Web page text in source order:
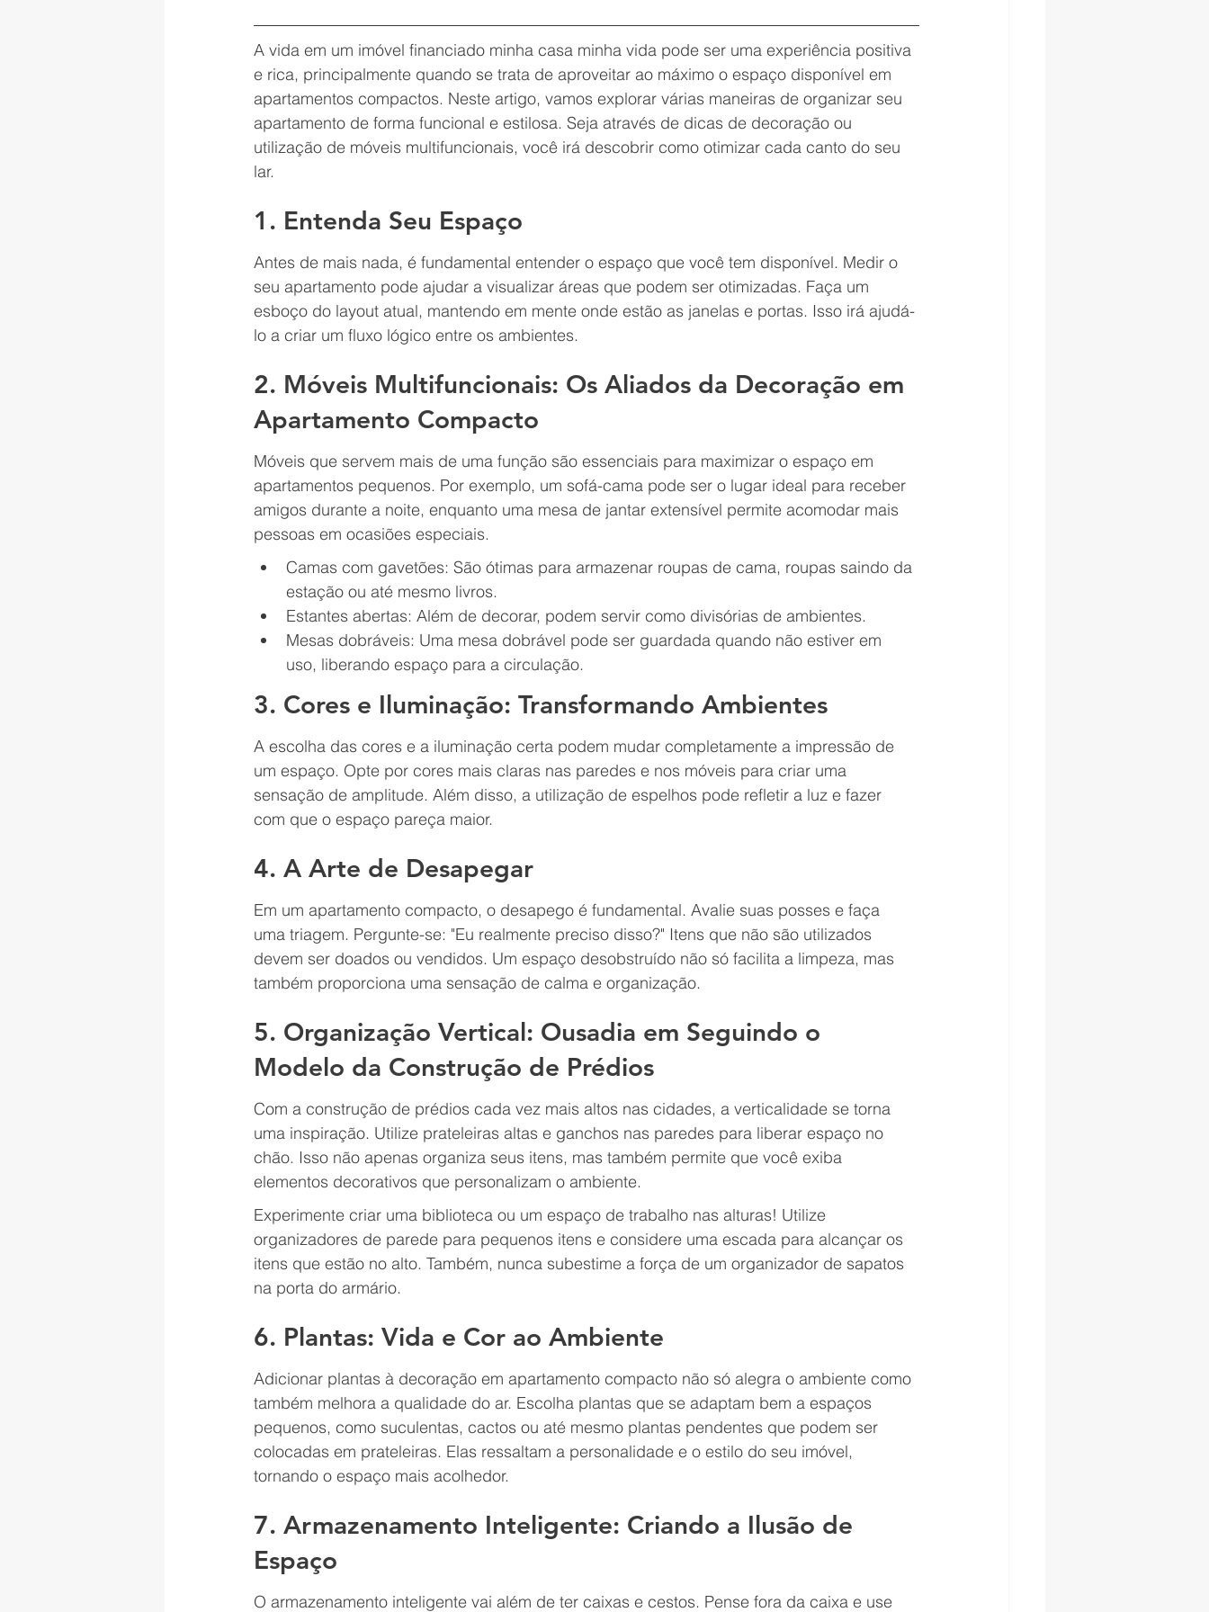
A vida em um imóvel financiado minha casa minha vida pode ser uma experiência positiva
e rica, principalmente quando se trata de aproveitar ao máximo o espaço disponível em
apartamentos compactos. Neste artigo, vamos explorar várias maneiras de organizar seu
apartamento de forma funcional e estilosa. Seja através de dicas de decoração ou
utilização de móveis multifuncionais, você irá descobrir como otimizar cada canto do seu
lar.
1. Entenda Seu Espaço
Antes de mais nada, é fundamental entender o espaço que você tem disponível. Medir o
seu apartamento pode ajudar a visualizar áreas que podem ser otimizadas. Faça um
esboço do layout atual, mantendo em mente onde estão as janelas e portas. Isso irá ajudá-
lo a criar um fluxo lógico entre os ambientes.
2. Móveis Multifuncionais: Os Aliados da Decoração em
Apartamento Compacto
Móveis que servem mais de uma função são essenciais para maximizar o espaço em
apartamentos pequenos. Por exemplo, um sofá-cama pode ser o lugar ideal para receber
amigos durante a noite, enquanto uma mesa de jantar extensível permite acomodar mais
pessoas em ocasiões especiais.
Camas com gavetões: São ótimas para armazenar roupas de cama, roupas saindo da
estação ou até mesmo livros.
Estantes abertas: Além de decorar, podem servir como divisórias de ambientes.
Mesas dobráveis: Uma mesa dobrável pode ser guardada quando não estiver em
uso, liberando espaço para a circulação.
3. Cores e Iluminação: Transformando Ambientes
A escolha das cores e a iluminação certa podem mudar completamente a impressão de
um espaço. Opte por cores mais claras nas paredes e nos móveis para criar uma
sensação de amplitude. Além disso, a utilização de espelhos pode refletir a luz e fazer
com que o espaço pareça maior.
4. A Arte de Desapegar
Em um apartamento compacto, o desapego é fundamental. Avalie suas posses e faça
uma triagem. Pergunte-se: "Eu realmente preciso disso?" Itens que não são utilizados
devem ser doados ou vendidos. Um espaço desobstruído não só facilita a limpeza, mas
também proporciona uma sensação de calma e organização.
5. Organização Vertical: Ousadia em Seguindo o
Modelo da Construção de Prédios
Com a construção de prédios cada vez mais altos nas cidades, a verticalidade se torna
uma inspiração. Utilize prateleiras altas e ganchos nas paredes para liberar espaço no
chão. Isso não apenas organiza seus itens, mas também permite que você exiba
elementos decorativos que personalizam o ambiente.
Experimente criar uma biblioteca ou um espaço de trabalho nas alturas! Utilize
organizadores de parede para pequenos itens e considere uma escada para alcançar os
itens que estão no alto. Também, nunca subestime a força de um organizador de sapatos
na porta do armário.
6. Plantas: Vida e Cor ao Ambiente
Adicionar plantas à decoração em apartamento compacto não só alegra o ambiente como
também melhora a qualidade do ar. Escolha plantas que se adaptam bem a espaços
pequenos, como suculentas, cactos ou até mesmo plantas pendentes que podem ser
colocadas em prateleiras. Elas ressaltam a personalidade e o estilo do seu imóvel,
tornando o espaço mais acolhedor.
7. Armazenamento Inteligente: Criando a Ilusão de
Espaço
O armazenamento inteligente vai além de ter caixas e cestos. Pense fora da caixa e use